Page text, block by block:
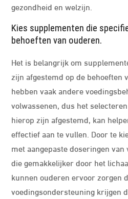
gezondheid en welzijn.
Kies supplementen die
behoeften van ouderen.
Het is belangrijk om
zijn afgestemd op de behoeften
hebben vaak andere
volwassenen, dus het
hierop zijn afgestemd, kan
effectief aan te vullen. Door te
met aangepaste doseringen
die gemakkelijker door het
kunnen ouderen ervoor zorgen
voedingsondersteuning krijgen